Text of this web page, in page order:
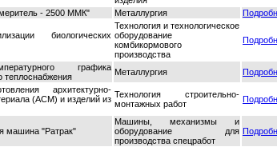
- 2500 ММК" Металлургия
биологических
Технология и технологическое
оборудование
комбикормового
производства
графика
теплоснабжения
Металлургия
архитектурно-
(АСМ) и изделий из Технология строительно-
монтажных работ
машина "Ратрак"
Машины, механизмы и
оборудование для
производства спецработ